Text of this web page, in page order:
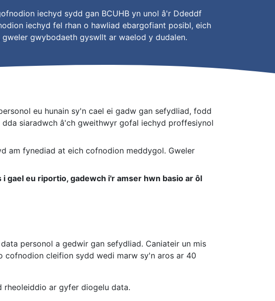
iechyd sydd gan BCUHB yn unol â'r Ddeddf
iechyd fel rhan o hawliad ebargofiant posibl, eich
gwybodaeth gyswllt ar waelod y dudalen.
eu hunain sy'n cael ei gadw gan sefydliad, fodd
siaradwch â'ch gweithwyr gofal iechyd proffesiynol
am fynediad at eich cofnodion meddygol. Gweler
gael eu riportio, gadewch i'r amser hwn basio ar ôl
personol a gedwir gan sefydliad. Caniateir un mis
cofnodion cleifion sydd wedi marw sy'n aros ar 40
rheoleiddio ar gyfer diogelu data.